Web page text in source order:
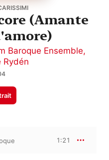
(Amante
Baroque Ensemble,
Rydén
1:21